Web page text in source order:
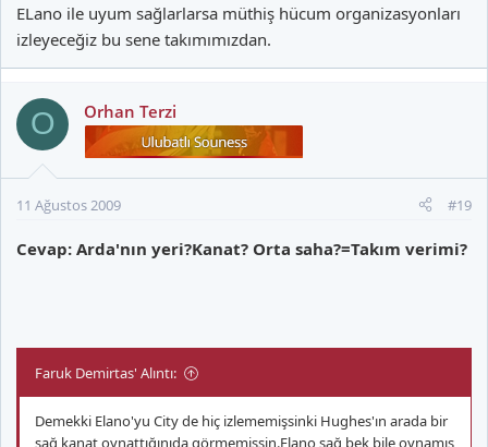
ELano ile uyum sağlarlarsa müthiş hücum organizasyonları
izleyeceğiz bu sene takımımızdan.
O Orhan Terzi
11 Ağustos 2009 #19
Cevap: Arda'nın yeri?Kanat? Orta saha?=Takım verimi?
Faruk Demirtas' Alıntı:
Demekki Elano'yu City de hiç izlememişsinki Hughes'ın arada bir
sağ kanat oynattığınıda görmemişsin.Elano sağ bek bile oynamış